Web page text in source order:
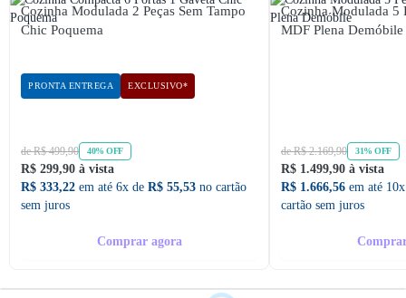
Cozinha Modulada 2 Peças Sem Tampo
Chic Poquema
PRONTA ENTREGA EXCLUSIVO*
de R$ 499,90 40% OFF
R$ 299,90 à vista
R$ 333,22 em até 6x de R$ 55,53 no cartão
sem juros
Comprar agora
Cozinha Modulada 5
MDF Plena Demóbile
de R$ 2.169,90 31% OFF
R$ 1.499,90 à vista
R$ 1.666,56 em até
cartão sem juros